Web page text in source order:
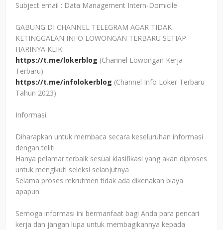
Subject email : Data Management Intern-Domicile
GABUNG DI CHANNEL TELEGRAM AGAR TIDAK
KETINGGALAN INFO LOWONGAN TERBARU SETIAP
HARINYA KLIK:
https://t.me/lokerblog (Channel Lowongan Kerja
Terbaru)
https://t.me/infolokerblog (Channel Info Loker Terbaru
Tahun 2023)
Informasi:
Diharapkan untuk membaca secara keseluruhan informasi
dengan teliti
Hanya pelamar terbaik sesuai klasifikasi yang akan diproses
untuk mengikuti seleksi selanjutnya
Selama proses rekrutmen tidak ada dikenakan biaya
apapun
Semoga informasi ini bermanfaat bagi Anda para pencari
kerja dan jangan lupa untuk membagikannya kepada